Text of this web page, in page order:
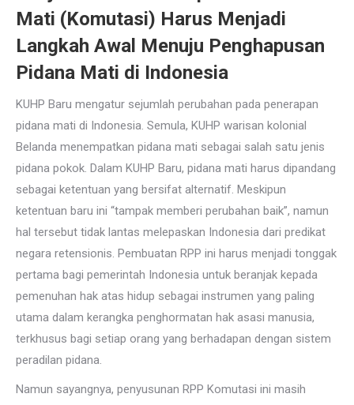
Mati (Komutasi) Harus Menjadi
Langkah Awal Menuju Penghapusan
Pidana Mati di Indonesia
KUHP Baru mengatur sejumlah perubahan pada penerapan
pidana mati di Indonesia. Semula, KUHP warisan kolonial
Belanda menempatkan pidana mati sebagai salah satu jenis
pidana pokok. Dalam KUHP Baru, pidana mati harus dipandang
sebagai ketentuan yang bersifat alternatif. Meskipun
ketentuan baru ini “tampak memberi perubahan baik”, namun
hal tersebut tidak lantas melepaskan Indonesia dari predikat
negara retensionis. Pembuatan RPP ini harus menjadi tonggak
pertama bagi pemerintah Indonesia untuk beranjak kepada
pemenuhan hak atas hidup sebagai instrumen yang paling
utama dalam kerangka penghormatan hak asasi manusia,
terkhusus bagi setiap orang yang berhadapan dengan sistem
peradilan pidana.
Namun sayangnya, penyusunan RPP Komutasi ini masih